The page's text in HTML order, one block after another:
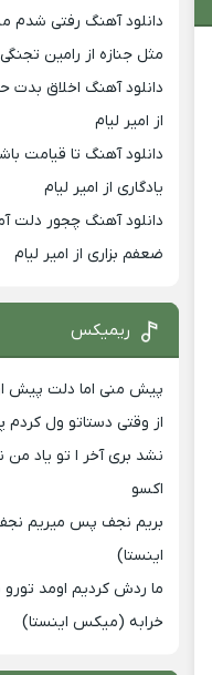
دانلود آهنگ رفتی شدم
مثل جنازه از رامین تجنگی
دانلود آهنگ اخلاق بدت
از امیر لیام
دانلود آهنگ تا قیامت
یادگاری از امیر لیام
دانلود آهنگ چجور دلت
ضعفم بزاری از امیر لیام
ریمیکس
پیش منی اما دلت پیش
از وقتی دستاتو ول کردم
نشد بری آخر ا تو یاد من
اکسو
بریم نجف پس میریم نجف
اینستا)
ما ردش کردیم اومد
خرابه (میکس اینستا)